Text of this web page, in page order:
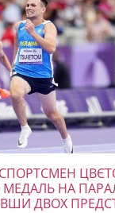
НА
ДВОХ